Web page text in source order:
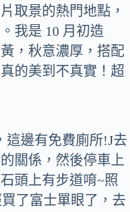
取景的熱門地點，
我是 10 月初造
，秋意濃厚，搭配
的美到不真實！超
這邊有免費廁所!J去
關係，然後停車上
頭上有步道唷~照
了富士單眼了，去